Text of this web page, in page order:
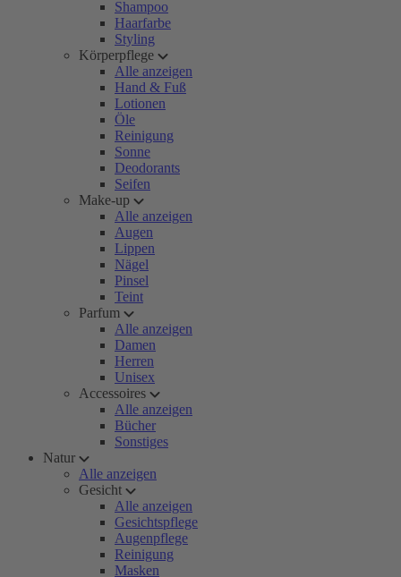
Shampoo
Haarfarbe
Styling
Körperpflege
Alle anzeigen
Hand & Fuß
Lotionen
Öle
Reinigung
Sonne
Deodorants
Seifen
Make-up
Alle anzeigen
Augen
Lippen
Nägel
Pinsel
Teint
Parfum
Alle anzeigen
Damen
Herren
Unisex
Accessoires
Alle anzeigen
Bücher
Sonstiges
Natur
Alle anzeigen
Gesicht
Alle anzeigen
Gesichtspflege
Augenpflege
Reinigung
Masken